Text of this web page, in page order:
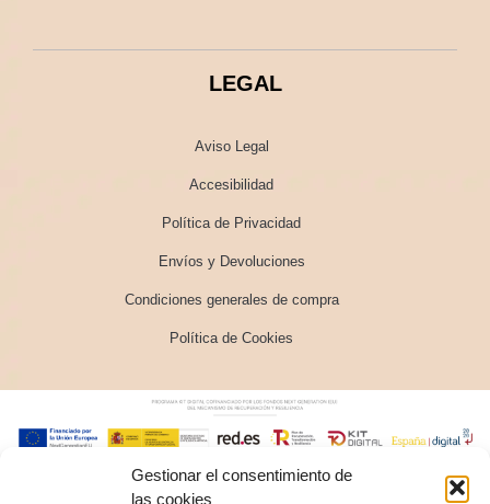
Gestionar el consentimiento de
las cookies
LEGAL
Aviso Legal
Accesibilidad
Política de Privacidad
Envíos y Devoluciones
Condiciones generales de compra
Política de Cookies